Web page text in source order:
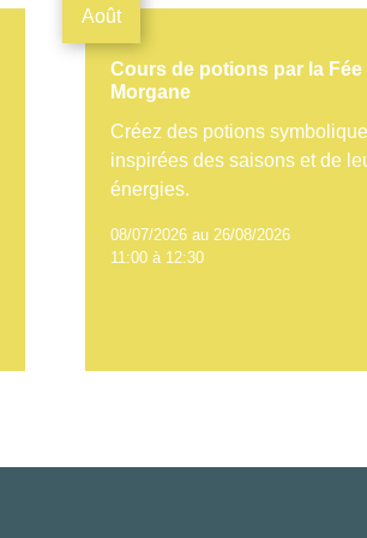
Août
Cours de potions par la Fée
Morgane
Créez des potions
inspirées des saisons et de
énergies.
08/07/2026 au 26/08/2026
11:00 à 12:30